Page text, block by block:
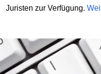
Juristen zur Verfügung.